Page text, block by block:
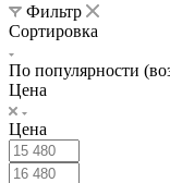
Фильтр
Сортировка
По популярности
Цена
Цена